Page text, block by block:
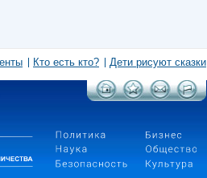
Кто есть кто? Дети рисуют сказки